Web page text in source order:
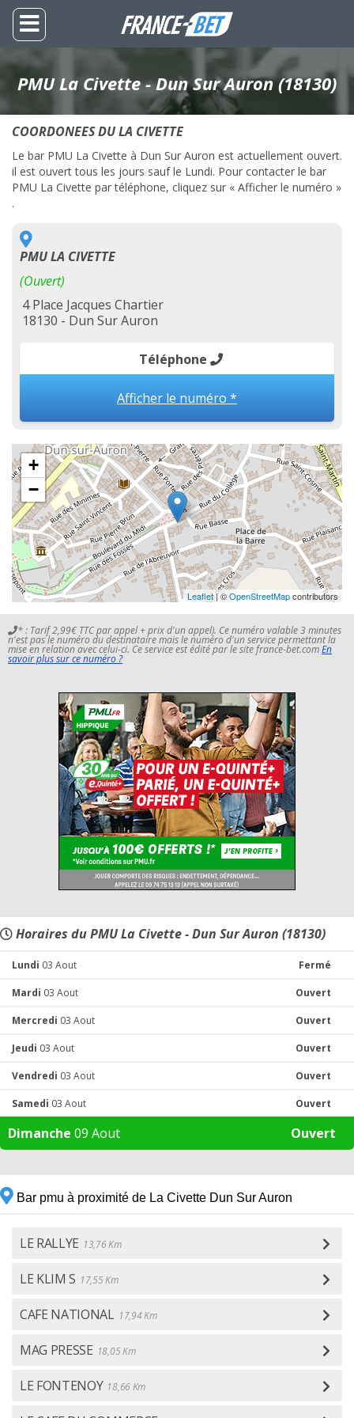
PMU La Civette - Dun Sur Auron (18130)
COORDONEES DU LA CIVETTE
Le bar PMU La Civette à Dun Sur Auron est actuellement ouvert.
il est ouvert tous les jours sauf le Lundi. Pour contacter le bar
PMU La Civette par téléphone, cliquez sur « Afficher le numéro »
.
PMU LA CIVETTE
(Ouvert)
4 Place Jacques Chartier
18130 - Dun Sur Auron
Téléphone
Afficher le numéro *
+
−
Leaflet| ©OpenStreetMapcontributors
* : Tarif 2,99€ TTC par appel + prix d'un appel). Ce numéro valable 3 minutes
n'est pas le numéro du destinataire mais le numéro d'un service permettant la
mise en relation avec celui-ci. Ce service est édité par le site france-bet.comEn
savoir plus sur ce numéro ?
Horaires du PMU La Civette - Dun Sur Auron (18130)
Lundi 03 Aout Fermé
Mardi 03 Aout Ouvert
Mercredi 03 Aout Ouvert
Jeudi 03 Aout Ouvert
Vendredi 03 Aout Ouvert
Samedi 03 Aout Ouvert
Dimanche 09 Aout Ouvert
Bar pmu à proximité de La Civette Dun Sur Auron
LE RALLYE 13,76 Km
LE KLIM S 17,55 Km
CAFE NATIONAL 17,94 Km
MAG PRESSE 18,05 Km
LE FONTENOY 18,66 Km